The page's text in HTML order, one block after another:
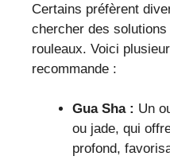
Certains préfèrent
chercher des
rouleaux. Voici
recommande :
Gua Sha : Un
ou jade, qui
profond,